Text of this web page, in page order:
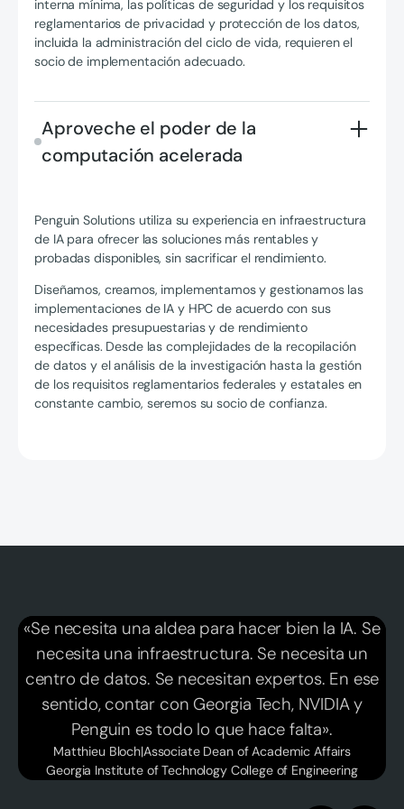
interna mínima, las políticas de seguridad y los requisitos
reglamentarios de privacidad y protección de los datos,
incluida la administración del ciclo de vida, requieren el
socio de implementación adecuado.
Aproveche el poder de la
computación acelerada
Penguin Solutions utiliza su experiencia en infraestructura
de IA para ofrecer las soluciones más rentables y
probadas disponibles, sin sacrificar el rendimiento.
Diseñamos, creamos, implementamos y gestionamos las
implementaciones de IA y HPC de acuerdo con sus
necesidades presupuestarias y de rendimiento
específicas. Desde las complejidades de la recopilación
de datos y el análisis de la investigación hasta la gestión
de los requisitos reglamentarios federales y estatales en
constante cambio, seremos su socio de confianza.
«Se necesita una aldea para hacer bien la IA. Se
necesita una infraestructura. Se necesita un
centro de datos. Se necesitan expertos. En ese
sentido, contar con Georgia Tech, NVIDIA y
Penguin es todo lo que hace falta».
Matthieu Bloch|Associate Dean of Academic Affairs
Georgia Institute of Technology College of Engineering